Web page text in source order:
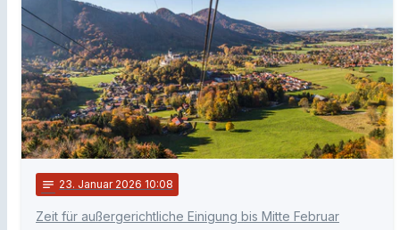
notes 23. Januar 2026 10:08
Zeit für außergerichtliche Einigung bis Mitte Februar